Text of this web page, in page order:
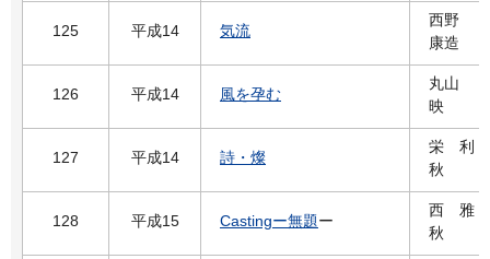
125 平成14 気流
西野
康造
126 平成14 風を孕む
丸山
映
127 平成14 詩・燦
栄 利
秋
128 平成15 Castingー無題ー
西 雅
秋